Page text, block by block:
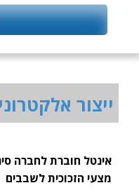
ייצור אלקטרוני
אינטל חוברת לחברה
מצעי הזכוכית לשבבים